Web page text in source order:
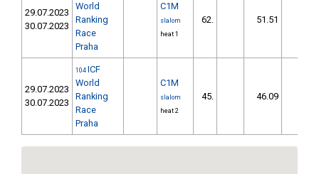
29.07.2023
30.07.2023
World
Ranking
Race
Praha
C1M
slalom
heat 1
62. 51.51
29.07.2023
30.07.2023
104 ICF
World
Ranking
Race
Praha
C1M
slalom
heat 2
45. 46.09